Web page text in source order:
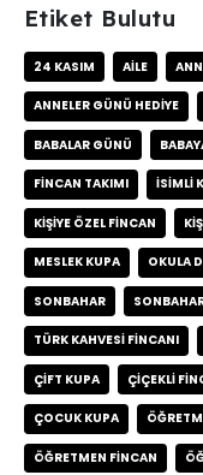
Etiket Bulutu
24 KASIM AILE
ANNELER GÜNÜ HEDIYE
BABALAR GÜNÜ
FINCAN TAKIMI ISIMLI
KIŞIYE ÖZEL FINCAN
MESLEK KUPA OKULA
SONBAHAR
TÜRK KAHVESI FINCANI
ÇIFT KUPA ÇIÇEKLI
ÇOCUK KUPA
ÖĞRETMEN FINCAN